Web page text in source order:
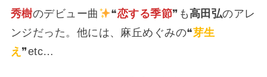
秀樹のデビュー曲 ❝恋する季節❞も高田弘のアレ
ンジだった。他には、麻丘めぐみの❝芽生
え ❞etc…